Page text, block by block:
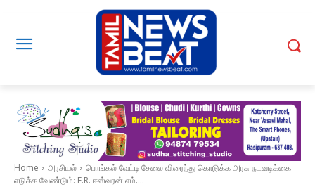
Home அரசியல்
பொங்கல் வேட்டி சேலை விரைந்து கொடுக்க அரசு நடவடிக்கை
எடுக்க வேண்டும்: E.R. ஈஸ்வரன் எம்....